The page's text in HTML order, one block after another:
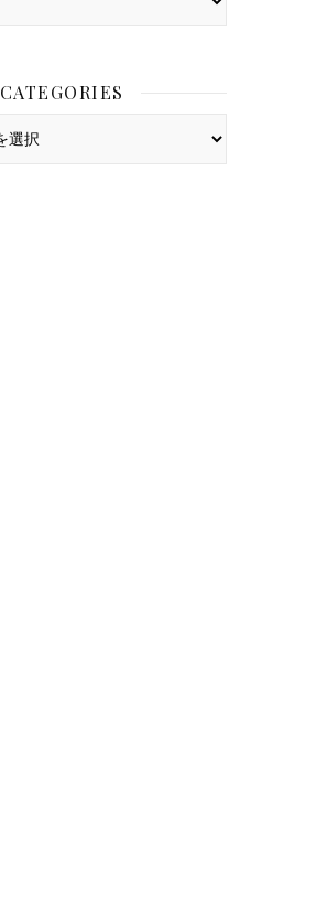
CATEGORIES